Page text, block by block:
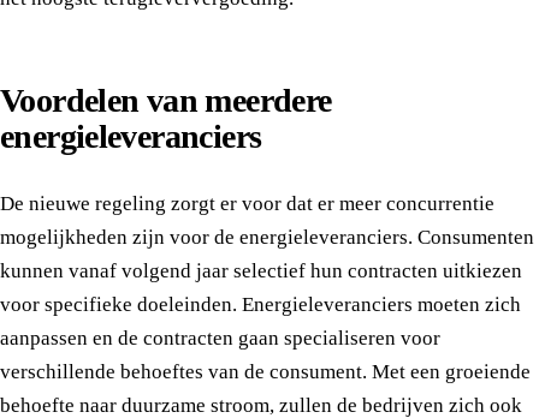
Voordelen van meerdere
energieleveranciers
De nieuwe regeling zorgt er voor dat er meer concurrentie
mogelijkheden zijn voor de energieleveranciers. Consumenten
kunnen vanaf volgend jaar selectief hun contracten uitkiezen
voor specifieke doeleinden. Energieleveranciers moeten zich
aanpassen en de contracten gaan specialiseren voor
verschillende behoeftes van de consument. Met een groeiende
behoefte naar duurzame stroom, zullen de bedrijven zich ook